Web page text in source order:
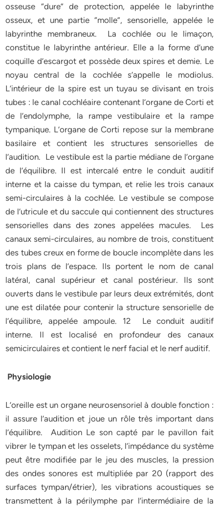
osseuse “dure” de protection, appelée le labyrinthe
osseux, et une partie “molle”, sensorielle, appelée le
labyrinthe membraneux. La cochlée ou le limaçon,
constitue le labyrinthe antérieur. Elle a la forme d’une
coquille d’escargot et possède deux spires et demie. Le
noyau central de la cochlée s’appelle le modiolus.
L’intérieur de la spire est un tuyau se divisant en trois
tubes : le canal cochléaire contenant l’organe de Corti et
de l’endolymphe, la rampe vestibulaire et la rampe
tympanique. L’organe de Corti repose sur la membrane
basilaire et contient les structures sensorielles de
l’audition. Le vestibule est la partie médiane de l’organe
de l’équilibre. Il est intercalé entre le conduit auditif
interne et la caisse du tympan, et relie les trois canaux
semi-circulaires à la cochlée. Le vestibule se compose
de l’utricule et du saccule qui contiennent des structures
sensorielles dans des zones appelées macules. Les
canaux semi-circulaires, au nombre de trois, constituent
des tubes creux en forme de boucle incomplète dans les
trois plans de l’espace. Ils portent le nom de canal
latéral, canal supérieur et canal postérieur. Ils sont
ouverts dans le vestibule par leurs deux extrémités, dont
une est dilatée pour contenir la structure sensorielle de
l’équilibre, appelée ampoule. 12 Le conduit auditif
interne. Il est localisé en profondeur des canaux
semicirculaires et contient le nerf facial et le nerf auditif.
Physiologie
L’oreille est un organe neurosensoriel à double fonction :
il assure l’audition et joue un rôle très important dans
l’équilibre. Audition Le son capté par le pavillon fait
vibrer le tympan et les osselets, l’impédance du système
peut être modifiée par le jeu des muscles, la pression
des ondes sonores est multipliée par 20 (rapport des
surfaces tympan/étrier), les vibrations acoustiques se
transmettent à la périlymphe par l’intermédiaire de la